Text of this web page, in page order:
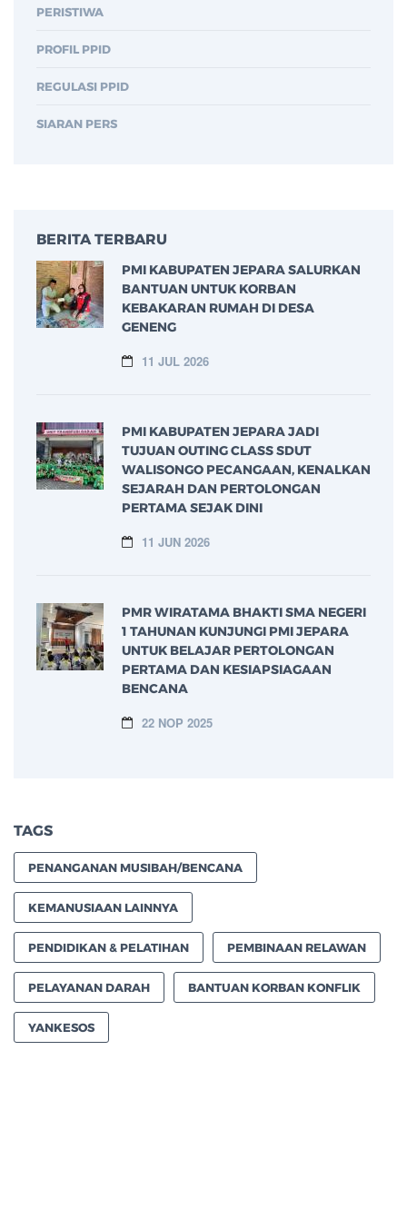
PERISTIWA
PROFIL PPID
REGULASI PPID
SIARAN PERS
BERITA TERBARU
PMI KABUPATEN JEPARA SALURKAN
BANTUAN UNTUK KORBAN
KEBAKARAN RUMAH DI DESA
GENENG
11 JUL 2026
PMI KABUPATEN JEPARA JADI
TUJUAN OUTING CLASS SDUT
WALISONGO PECANGAAN, KENALKAN
SEJARAH DAN PERTOLONGAN
PERTAMA SEJAK DINI
11 JUN 2026
PMR WIRATAMA BHAKTI SMA NEGERI
1 TAHUNAN KUNJUNGI PMI JEPARA
UNTUK BELAJAR PERTOLONGAN
PERTAMA DAN KESIAPSIAGAAN
BENCANA
22 NOP 2025
TAGS
PENANGANAN MUSIBAH/BENCANA
KEMANUSIAAN LAINNYA
PENDIDIKAN & PELATIHAN PEMBINAAN RELAWAN
PELAYANAN DARAH BANTUAN KORBAN KONFLIK
YANKESOS